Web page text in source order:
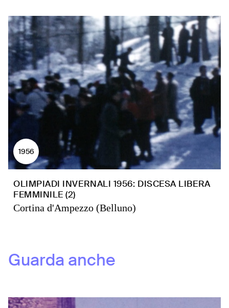
1956
OLIMPIADI INVERNALI 1956: DISCESA LIBERA
FEMMINILE (2)
Cortina d'Ampezzo (Belluno)
Guarda anche